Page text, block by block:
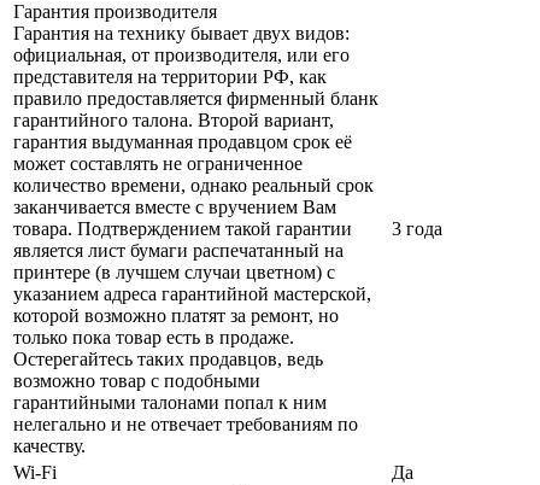
Гарантия производителя
Гарантия на технику бывает двух видов:
официальная, от производителя, или его
представителя на территории РФ, как
правило предоставляется фирменный бланк
гарантийного талона. Второй вариант,
гарантия выдуманная продавцом срок её
может составлять не ограниченное
количество времени, однако реальный срок
заканчивается вместе с вручением Вам
товара. Подтверждением такой гарантии
является лист бумаги распечатанный на
принтере (в лучшем случаи цветном) с
указанием адреса гарантийной мастерской,
которой возможно платят за ремонт, но
только пока товар есть в продаже.
Остерегайтесь таких продавцов, ведь
возможно товар с подобными
гарантийными талонами попал к ним
нелегально и не отвечает требованиям по
качеству.
3 года
Wi-Fi
Да